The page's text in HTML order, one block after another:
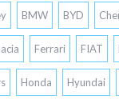
BMW BYD
Ferrari FIAT
Honda Hyundai